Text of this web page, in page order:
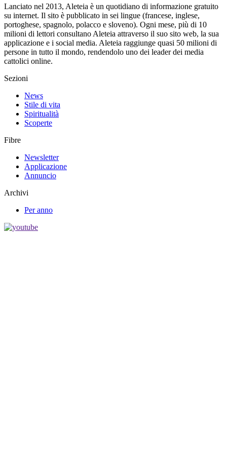
Lanciato nel 2013, Aleteia è un quotidiano di informazione gratuito
su internet. Il sito è pubblicato in sei lingue (francese, inglese,
portoghese, spagnolo, polacco e sloveno). Ogni mese, più di 10
milioni di lettori consultano Aleteia attraverso il suo sito web, la sua
applicazione e i social media. Aleteia raggiunge quasi 50 milioni di
persone in tutto il mondo, rendendolo uno dei leader dei media
cattolici online.
Sezioni
News
Stile di vita
Spiritualità
Scoperte
Fibre
Newsletter
Applicazione
Annuncio
Archivi
Per anno